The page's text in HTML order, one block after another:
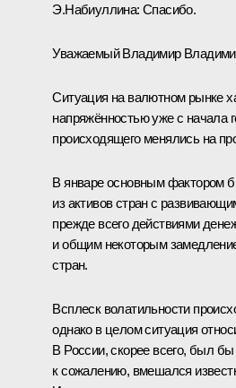
Э.Набиуллина: Спасибо.
Уважаемый Владимир
Ситуация на валютном рынке
напряжённостью уже с начала
происходящего менялись на
В январе основным фактором
из активов стран с
прежде всего действиями
и общим некоторым
стран.
Всплеск волатильности
однако в целом ситуация
В России, скорее всего, был
к сожалению, вмешался